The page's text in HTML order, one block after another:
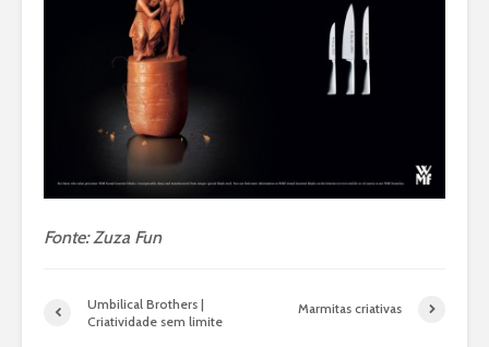
Fonte: Zuza Fun
Umbilical Brothers |
Criatividade sem limite
Marmitas criativas